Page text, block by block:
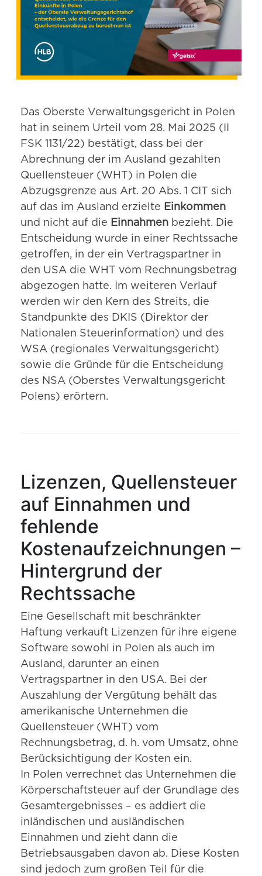
Das Oberste Verwaltungsgericht in Polen
hat in seinem Urteil vom 28. Mai 2025 (II
FSK 1131/22) bestätigt, dass bei der
Abrechnung der im Ausland gezahlten
Quellensteuer (WHT) in Polen die
Abzugsgrenze aus Art. 20 Abs. 1 CIT sich
auf das im Ausland erzielte Einkommen
und nicht auf die Einnahmen bezieht. Die
Entscheidung wurde in einer Rechtssache
getroffen, in der ein Vertragspartner in
den USA die WHT vom Rechnungsbetrag
abgezogen hatte. Im weiteren Verlauf
werden wir den Kern des Streits, die
Standpunkte des DKIS (Direktor der
Nationalen Steuerinformation) und des
WSA (regionales Verwaltungsgericht)
sowie die Gründe für die Entscheidung
des NSA (Oberstes Verwaltungsgericht
Polens) erörtern.
Lizenzen, Quellensteuer
auf Einnahmen und
fehlende
Kostenaufzeichnungen –
Hintergrund der
Rechtssache
Eine Gesellschaft mit beschränkter
Haftung verkauft Lizenzen für ihre eigene
Software sowohl in Polen als auch im
Ausland, darunter an einen
Vertragspartner in den USA. Bei der
Auszahlung der Vergütung behält das
amerikanische Unternehmen die
Quellensteuer (WHT) vom
Rechnungsbetrag, d. h. vom Umsatz, ohne
Berücksichtigung der Kosten ein.
In Polen verrechnet das Unternehmen die
Körperschaftsteuer auf der Grundlage des
Gesamtergebnisses – es addiert die
inländischen und ausländischen
Einnahmen und zieht dann die
Betriebsausgaben davon ab. Diese Kosten
sind jedoch zum großen Teil für die